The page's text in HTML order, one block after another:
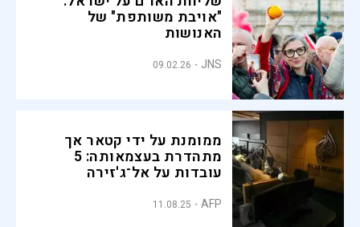
"אויבת משותפת" של
האנושות
JNS
09.02.26
ממומנת על ידי קטאר אך
מתהדרת בעצמאותה: 5
עובדות על אל־ג'זירה
AFP
11.08.25